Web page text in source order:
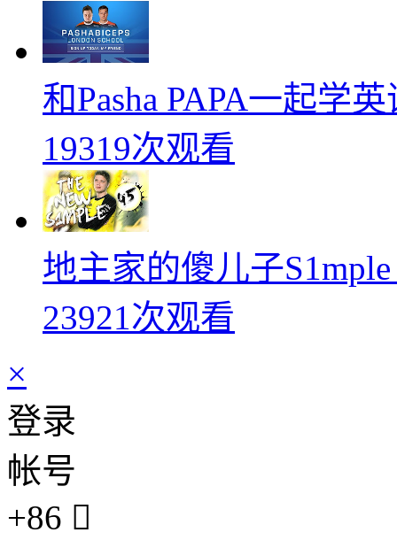
和Pasha PAPA一起学
19319次观看
地主家的傻儿子
23921次观看
×
登录
帐号
+86 